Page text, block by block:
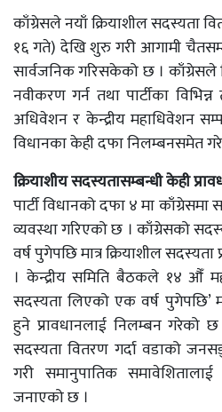
काँग्रेसले नयाँ क्रियाशील सदस्यता
१६ गते) देखि शुरु गरी आगामी चैतसम्म
सार्वजनिक गरिसकेको छ । काँग्रेसले
नवीकरण गर्न तथा पार्टीका
अधिवेशन र केन्द्रीय महाधिवेशन
विधानका केही दफा निलम्बनसमेत
क्रियाशीय सदस्यतासम्बन्धी केही
पार्टी विधानको दफा ४ मा
व्यवस्था गरिएको छ । काँग्रेसको
वर्ष पुगेपछि मात्र क्रियाशील
। केन्द्रीय समिति बैठकले १४ औँ
सदस्यता लिएको एक वर्ष पुगेपछि’
हुने प्रावधानलाई निलम्बन गरेको
सदस्यता वितरण गर्दा वडाको
गरी समानुपातिक
जनाएको छ ।